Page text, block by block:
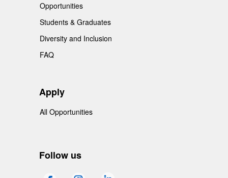
Opportunities
Students & Graduates
Diversity and Inclusion
FAQ
Apply
All Opportunities
Follow us